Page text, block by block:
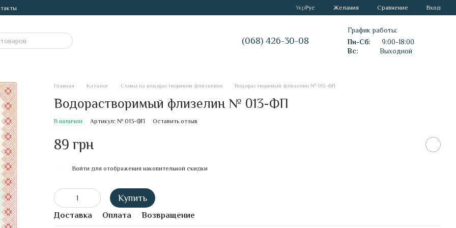
УкрРус Желания Сравнение Вход
(068) 426-30-08
График работы:
Пн-Сб:
9:00-18:00
Вс:
Выходной
Главная Каталог Схемы на водорастворимом флизелине Водорастворимый флизелин № 013-ФП
Водорастворимый флизелин № 013-ФП
В наличии Артикул: № 013-ФП Оставить отзыв
89 грн
Войти для отображения накопительной скидки
Купить
Доставка Оплата Возвращение